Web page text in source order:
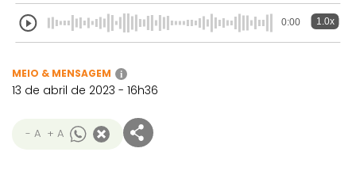
0:00 1.0x
MEIO & MENSAGEM i
13 de abril de 2023 - 16h36
- A + A